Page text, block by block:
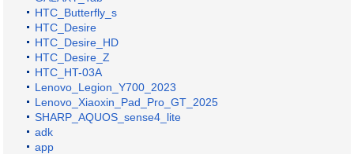
HTC_Butterfly_s
HTC_Desire
HTC_Desire_HD
HTC_Desire_Z
HTC_HT-03A
Lenovo_Legion_Y700_2023
Lenovo_Xiaoxin_Pad_Pro_GT_2025
SHARP_AQUOS_sense4_lite
adk
app